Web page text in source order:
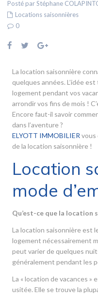
Posté par Stéphane
Locations saisonnières
0
La location saisonnière
quelques années. L’idée
logement pendant vos
arrondir vos fins de mois !
Encore faut-il savoir
dans l’aventure ?
ELYOTT IMMOBILIER vous
de la location saisonnière !
Location
mode
Qu’est-ce que la location
La location saisonnière est
logement nécessairement
peut varier de quelques
généralement pendant les
La « location de vacances »
usitée. Elle se trouve la